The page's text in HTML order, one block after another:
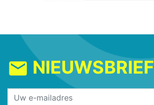
mail NIEUWSBRIEF